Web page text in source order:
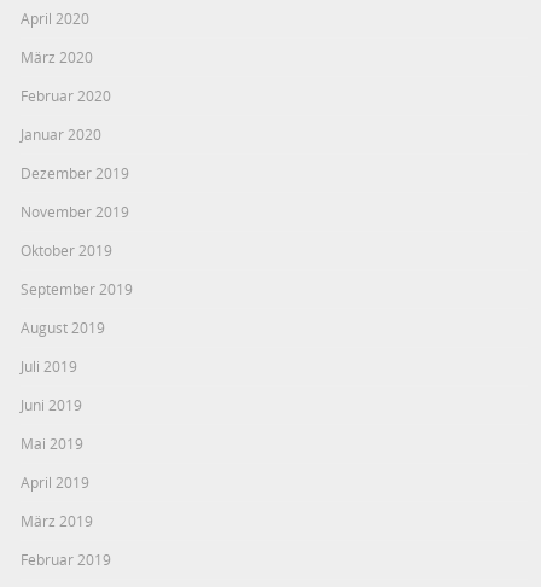
April 2020
März 2020
Februar 2020
Januar 2020
Dezember 2019
November 2019
Oktober 2019
September 2019
August 2019
Juli 2019
Juni 2019
Mai 2019
April 2019
März 2019
Februar 2019